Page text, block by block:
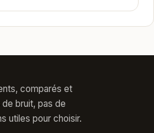
comparés et
bruit, pas de
utiles pour choisir.